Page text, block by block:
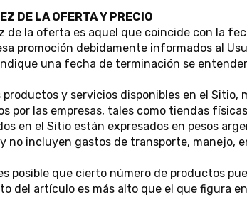
DE LA OFERTA Y PRECIO
de la oferta es aquel que coincide con la
promoción debidamente informados al
una fecha de terminación se
productos y servicios disponibles en el
por las empresas, tales como tiendas
en el Sitio están expresados en pesos
no incluyen gastos de transporte, manejo,
posible que cierto número de productos
del artículo es más alto que el que figura